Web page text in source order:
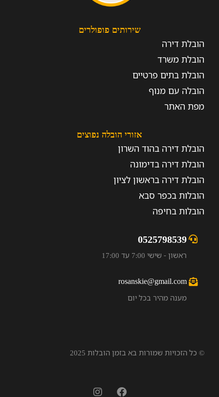
שירותים פופולרים
הובלת דירה
הובלת משרד
הובלת בתים פרטיים
הובלה עם מנוף
מפת האתר
אזורי הובלה נפוצים
הובלת דירה בהוד השרון
הובלת דירה בדימונה
הובלת דירה בראשון לציון
הובלות בכפר סבא
הובלות בחיפה
0525798539
ראשון - שישי 7:00 עד 17:00
rosanskie@gmail.com
מענה מהיר בכל יום
© כל הזכויות שמורות בא בזמן הובלות 2025